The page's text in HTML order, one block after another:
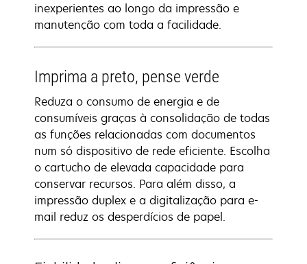
inexperientes ao longo da impressão e
manutenção com toda a facilidade.
Imprima a preto, pense verde
Reduza o consumo de energia e de
consumíveis graças à consolidação de todas
as funções relacionadas com documentos
num só dispositivo de rede eficiente. Escolha
o cartucho de elevada capacidade para
conservar recursos. Para além disso, a
impressão duplex e a digitalização para e-
mail reduz os desperdícios de papel.